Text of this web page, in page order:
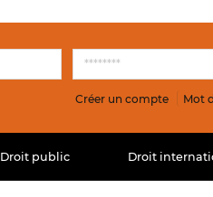
Créer un compte Mot
Droit public Droit